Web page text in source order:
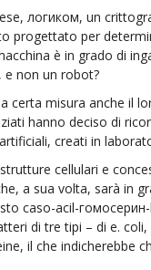
логиком, un
progettato per
è in grado di
e non un robot?
misura anche il
hanno deciso di
creati in
cellulari e
a sua volta, sarà in
caso-acil-
di tre tipi – di e.
il che indicherebbe